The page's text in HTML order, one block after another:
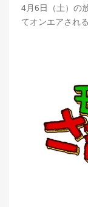
4月6日（土）の
てオンエアされる